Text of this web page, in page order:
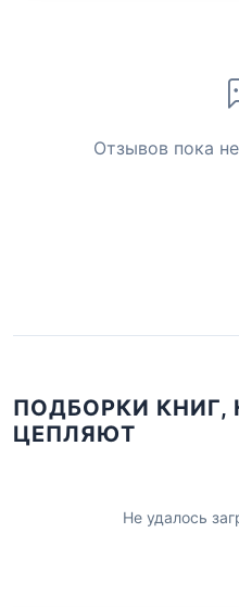
Отзывов пока
ПОДБОРКИ КНИГ,
ЦЕПЛЯЮТ
Не удалось